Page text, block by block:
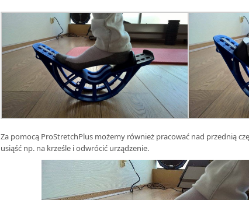
Za pomocą ProStretchPlus możemy również pracować nad przednią
usiąść np. na krześle i odwrócić urządzenie.